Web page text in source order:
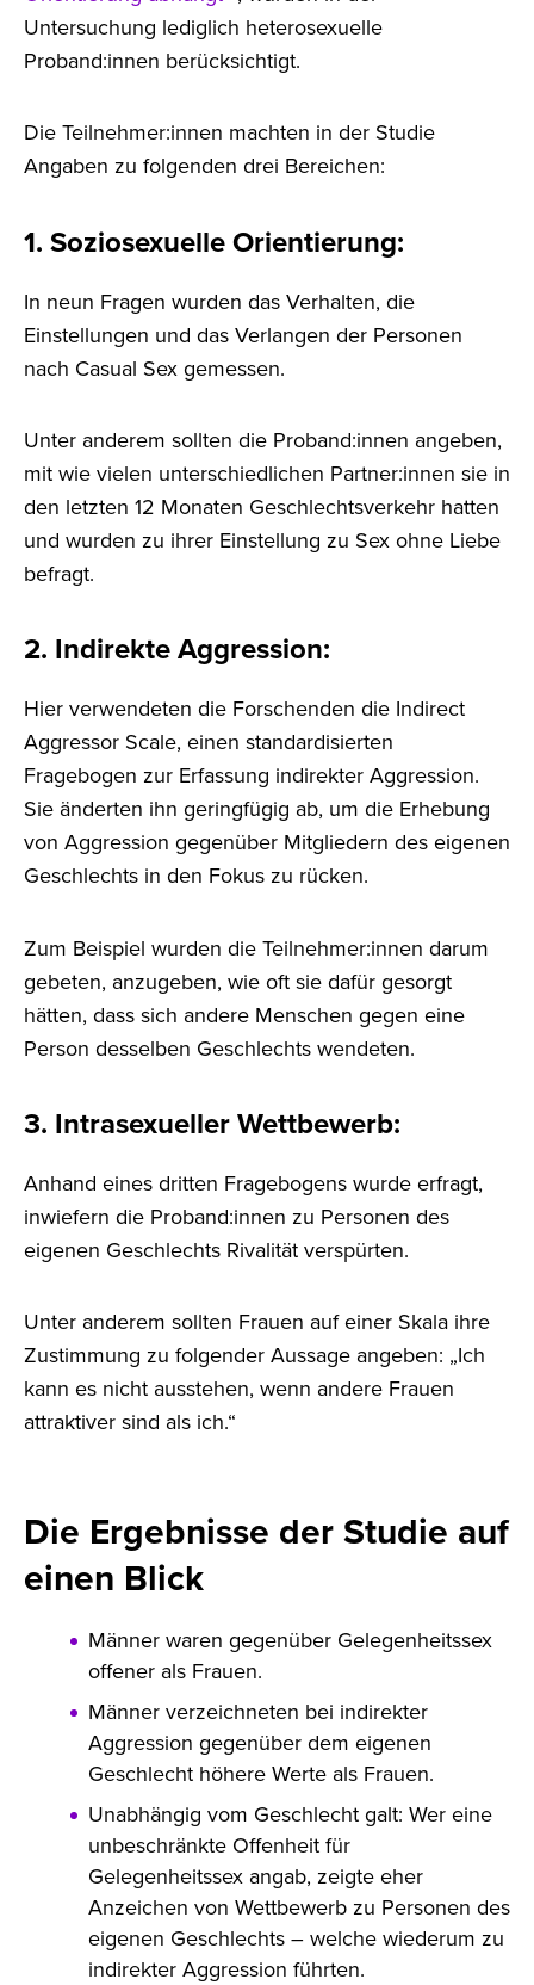
Untersuchung lediglich heterosexuelle
Proband:innen berücksichtigt.
Die Teilnehmer:innen machten in der Studie
Angaben zu folgenden drei Bereichen:
1. Soziosexuelle Orientierung:
In neun Fragen wurden das Verhalten, die
Einstellungen und das Verlangen der Personen
nach Casual Sex gemessen.
Unter anderem sollten die Proband:innen angeben,
mit wie vielen unterschiedlichen Partner:innen sie in
den letzten 12 Monaten Geschlechtsverkehr hatten
und wurden zu ihrer Einstellung zu Sex ohne Liebe
befragt.
2. Indirekte Aggression:
Hier verwendeten die Forschenden die Indirect
Aggressor Scale, einen standardisierten
Fragebogen zur Erfassung indirekter Aggression.
Sie änderten ihn geringfügig ab, um die Erhebung
von Aggression gegenüber Mitgliedern des eigenen
Geschlechts in den Fokus zu rücken.
Zum Beispiel wurden die Teilnehmer:innen darum
gebeten, anzugeben, wie oft sie dafür gesorgt
hätten, dass sich andere Menschen gegen eine
Person desselben Geschlechts wendeten.
3. Intrasexueller Wettbewerb:
Anhand eines dritten Fragebogens wurde erfragt,
inwiefern die Proband:innen zu Personen des
eigenen Geschlechts Rivalität verspürten.
Unter anderem sollten Frauen auf einer Skala ihre
Zustimmung zu folgender Aussage angeben: „Ich
kann es nicht ausstehen, wenn andere Frauen
attraktiver sind als ich.“
Die Ergebnisse der Studie auf
einen Blick
Männer waren gegenüber Gelegenheitssex
offener als Frauen.
Männer verzeichneten bei indirekter
Aggression gegenüber dem eigenen
Geschlecht höhere Werte als Frauen.
Unabhängig vom Geschlecht galt: Wer eine
unbeschränkte Offenheit für
Gelegenheitssex angab, zeigte eher
Anzeichen von Wettbewerb zu Personen des
eigenen Geschlechts – welche wiederum zu
indirekter Aggression führten.